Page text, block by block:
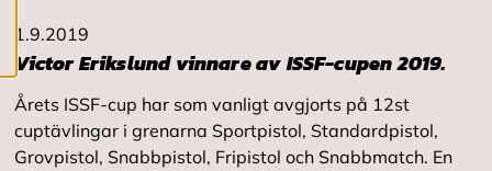
1.9.2019
Victor Erikslund vinnare av ISSF-cupen 2019.
Årets ISSF-cup har som vanligt avgjorts på 12st
cuptävlingar i grenarna Sportpistol, Standardpistol,
Grovpistol, Snabbpistol, Fripistol och Snabbmatch. En